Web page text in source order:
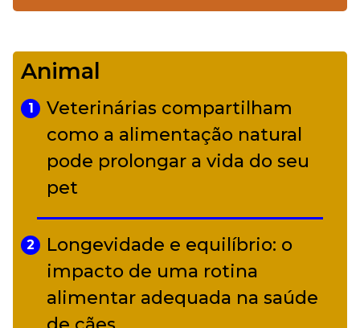
Camerata tem repertório
diverso a partir de R$ 17
Adriana Calcanhotto retoma
alter ego infantil para show em
Curitiba
Animal
1
Veterinárias compartilham
como a alimentação natural
pode prolongar a vida do seu
pet
2
Longevidade e equilíbrio: o
impacto de uma rotina
alimentar adequada na saúde